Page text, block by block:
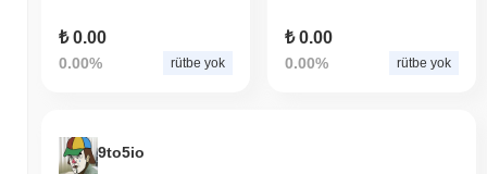
₺ 0.00
0.00% rütbe yok
₺ 0.00
0.00% rütbe yok
9to5io